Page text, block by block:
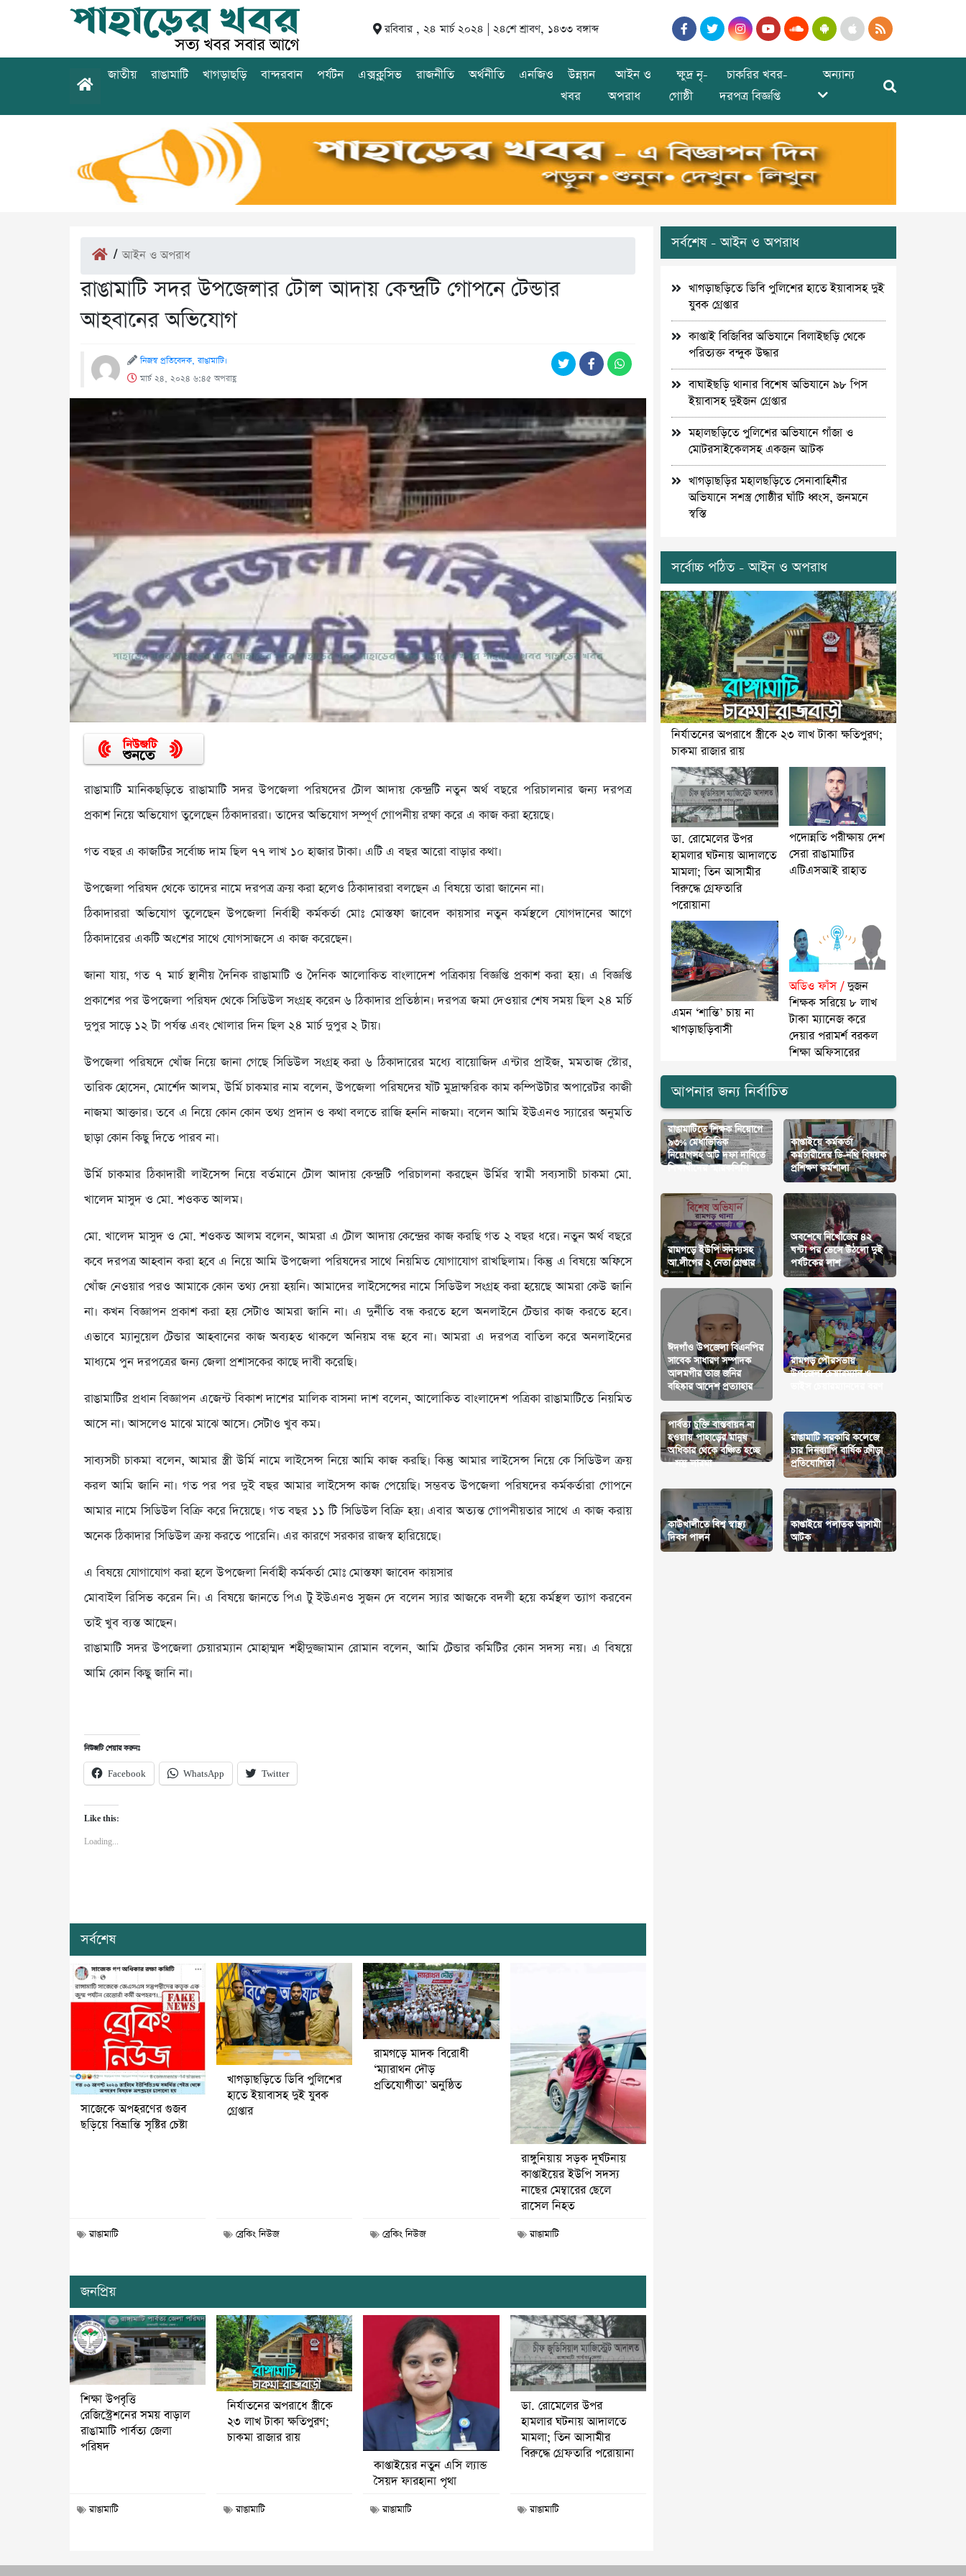
রবিবার , ২৪ মার্চ ২০২৪ | ২৪শে শ্রাবণ, ১৪৩৩ বঙ্গাব্দ
জাতীয় রাঙামাটি খাগড়াছড়ি বান্দরবান পর্যটন এক্সক্লুসিভ রাজনীতি অর্থনীতি এনজিও
উন্নয়ন
খবর
আইন ও
অপরাধ
ক্ষুদ্র নৃ-
গোষ্ঠী
চাকরির খবর-
দরপত্র বিজ্ঞপ্তি
অন্যান্য
/আইন ও অপরাধ
রাঙামাটি সদর উপজেলার টোল আদায় কেন্দ্রটি গোপনে টেন্ডার
আহবানের অভিযোগ
নিজস্ব প্রতিবেদক, রাঙামাটি।
মার্চ ২৪, ২০২৪ ৬:৪৫ অপরাহ্ণ
রাঙামাটি মানিকছড়িতে রাঙামাটি সদর উপজেলা পরিষদের টোল আদায় কেন্দ্রটি নতুন অর্থ বছরে পরিচালনার জন্য দরপত্র
প্রকাশ নিয়ে অভিযোগ তুলেছেন ঠিকাদাররা। তাদের অভিযোগ সম্পূর্ণ গোপনীয় রক্ষা করে এ কাজ করা হয়েছে।
গত বছর এ কাজটির সর্বোচ্চ দাম ছিল ৭৭ লাখ ১০ হাজার টাকা। এটি এ বছর আরো বাড়ার কথা।
উপজেলা পরিষদ থেকে তাদের নামে দরপত্র ক্রয় করা হলেও ঠিকাদাররা বলছেন এ বিষয়ে তারা জানেন না।
ঠিকাদাররা অভিযোগ তুলেছেন উপজেলা নির্বাহী কর্মকর্তা মোঃ মোস্তফা জাবেদ কায়সার নতুন কর্মস্থলে যোগদানের আগে
ঠিকাদারের একটি অংশের সাথে যোগসাজসে এ কাজ করেছেন।
জানা যায়, গত ৭ মার্চ স্থানীয় দৈনিক রাঙামাটি ও দৈনিক আলোকিত বাংলাদেশ পত্রিকায় বিজ্ঞপ্তি প্রকাশ করা হয়। এ বিজ্ঞপ্তি
প্রকাশের পর উপজেলা পরিষদ থেকে সিডিউল সংগ্রহ করেন ৬ ঠিকাদার প্রতিষ্ঠান। দরপত্র জমা দেওয়ার শেষ সময় ছিল ২৪ মর্চি
দুপুর সাড়ে ১২ টা পর্যন্ত এবং খোলার দিন ছিল ২৪ মার্চ দুপুর ২ টায়।
উপজেলা পরিষদে খোঁজ নিয়ে জানা গেছে সিডিউল সংগ্রহ করা ৬ ঠিকাদারের মধ্যে বায়োজিদ এন্টার প্রাইজ, মমতাজ স্টোর,
তারিক হোসেন, মোর্শেদ আলম, উর্মি চাকমার নাম বলেন, উপজেলা পরিষদের ষাঁট মুদ্রাক্ষরিক কাম কম্পিউটার অপারেটর কাজী
নাজমা আক্তার। তবে এ নিয়ে কোন কোন তথ্য প্রদান ও কথা বলতে রাজি হননি নাজমা। বলেন আমি ইউএনও স্যারের অনুমতি
ছাড়া কোন কিছু দিতে পারব না।
উর্মি চাকমার ঠিকাদারী লাইসেন্স নিয়ে বর্তমানে টোল আদায় কেন্দ্রটি পরিচালনা করছেন উর্মির স্বামী সব্যসাচী চাকমা মো.
খালেদ মাসুদ ও মো. শওকত আলম।
মো. খালেদ মাসুদ ও মো. শওকত আলম বলেন, আমরা এ টোল আদায় কেন্দ্রের কাজ করছি গত ২ বছর ধরে। নতুন অর্থ বছরে
কবে দরপত্র আহবান করা হবে এ নিয়ে আমি উপজেলা পরিষদের সাথে নিয়মিত যোগাযোগ রাখছিলাম। কিন্তু এ বিষয়ে অফিসে
খোঁজ নেওয়ার পরও আমাকে কোন তথ্য দেয়া হয়নি। আমাদের লাইসেন্সের নামে সিডিউল সংগ্রহ করা হয়েছে আমরা কেউ জানি
না। কখন বিজ্ঞাপন প্রকাশ করা হয় সেটাও আমরা জানি না। এ দুর্নীতি বন্ধ করতে হলে অনলাইনে টেন্ডার কাজ করতে হবে।
এভাবে ম্যানুয়েল টেন্ডার আহবানের কাজ অব্যহত থাকলে অনিয়ম বন্ধ হবে না। আমরা এ দরপত্র বাতিল করে অনলাইনের
মাধ্যমে পুন দরপত্রের জন্য জেলা প্রশাসকের কাছে দাবী করেছি।
রাঙামাটির প্রধান বিজ্ঞাপন এজেন্ট বিকাশ দাশের মালিক বাসনা দাশ বলেন, আলোকিত বাংলাদেশ পত্রিকা রাঙামাটিতে নিয়মিত
আসে না। আসলেও মাঝে মাঝে আসে। সেটাও খুব কম।
সাব্যসচী চাকমা বলেন, আমার স্ত্রী উর্মি নামে লাইসেন্স নিয়ে আমি কাজ করছি। কিন্তু আমার লাইসেন্স নিয়ে কে সিডিউল ক্রয়
করল আমি জানি না। গত পর পর দুই বছর আমার লাইসেন্স কাজ পেয়েছি। সম্ভবত উপজেলা পরিষদের কর্মকর্তারা গোপনে
আমার নামে সিডিউল বিক্রি করে দিয়েছে। গত বছর ১১ টি সিডিউল বিক্রি হয়। এবার অত্যন্ত গোপনীয়তার সাথে এ কাজ করায়
অনেক ঠিকাদার সিডিউল ক্রয় করতে পারেনি। এর কারণে সরকার রাজস্ব হারিয়েছে।
এ বিষয়ে যোগাযোগ করা হলে উপজেলা নির্বাহী কর্মকর্তা মোঃ মোস্তফা জাবেদ কায়সার
মোবাইল রিসিভ করেন নি। এ বিষয়ে জানতে পিএ টু ইউএনও সুজন দে বলেন স্যার আজকে বদলী হয়ে কর্মস্থল ত্যাগ করবেন
তাই খুব ব্যস্ত আছেন।
রাঙামাটি সদর উপজেলা চেয়ারম্যান মোহাম্মদ শহীদুজ্জামান রোমান বলেন, আমি টেন্ডার কমিটির কোন সদস্য নয়। এ বিষয়ে
আমি কোন কিছু জানি না।
নিউজটি শেয়ার করুনঃ
Facebook WhatsApp Twitter
Like this:
Loading...
সর্বশেষ
সাজেকে অপহরণের গুজব
ছড়িয়ে বিভ্রান্তি সৃষ্টির চেষ্টা
রাঙামাটি
খাগড়াছড়িতে ডিবি পুলিশের
হাতে ইয়াবাসহ দুই যুবক
গ্রেপ্তার
ব্রেকিং নিউজ
রামগড়ে মাদক বিরোধী
‘ম্যারাথন দৌড়
প্রতিযোগীতা’ অনুষ্ঠিত
ব্রেকিং নিউজ
রাঙ্গুনিয়ায় সড়ক দূর্ঘটনায়
কাপ্তাইয়ের ইউপি সদস্য
নাছের মেম্বারের ছেলে
রাসেল নিহত
রাঙামাটি
জনপ্রিয়
শিক্ষা উপবৃত্তি
রেজিস্ট্রেশনের সময় বাড়াল
রাঙামাটি পার্বত্য জেলা
পরিষদ
রাঙামাটি
নির্যাতনের অপরাধে স্ত্রীকে
২৩ লাখ টাকা ক্ষতিপুরণ;
চাকমা রাজার রায়
রাঙামাটি
কাপ্তাইয়ের নতুন এসি ল্যান্ড
সৈয়দ ফারহানা পৃথা
রাঙামাটি
ডা. রোমেলের উপর
হামলার ঘটনায় আদালতে
মামলা; তিন আসামীর
বিরুদ্ধে গ্রেফতারি পরোয়ানা
রাঙামাটি
সর্বশেষ - আইন ও অপরাধ
খাগড়াছড়িতে ডিবি পুলিশের হাতে ইয়াবাসহ দুই
যুবক গ্রেপ্তার
কাপ্তাই বিজিবির অভিযানে বিলাইছড়ি থেকে
পরিত্যক্ত বন্দুক উদ্ধার
বাঘাইছড়ি থানার বিশেষ অভিযানে ৯৮ পিস
ইয়াবাসহ দুইজন গ্রেপ্তার
মহালছড়িতে পুলিশের অভিযানে গাঁজা ও
মোটরসাইকেলসহ একজন আটক
খাগড়াছড়ির মহালছড়িতে সেনাবাহিনীর
অভিযানে সশস্ত্র গোষ্ঠীর ঘাঁটি ধ্বংস, জনমনে
স্বস্তি
সর্বোচ্চ পঠিত - আইন ও অপরাধ
নির্যাতনের অপরাধে স্ত্রীকে ২৩ লাখ টাকা ক্ষতিপুরণ;
চাকমা রাজার রায়
ডা. রোমেলের উপর
হামলার ঘটনায় আদালতে
মামলা; তিন আসামীর
বিরুদ্ধে গ্রেফতারি
পরোয়ানা
পদোন্নতি পরীক্ষায় দেশ
সেরা রাঙামাটির
এটিএসআই রাহাত
এমন ‘শান্তি’ চায় না
খাগড়াছড়িবাসী
অডিও ফাঁস /দুজন
শিক্ষক সরিয়ে ৮ লাখ
টাকা ম্যানেজ করে
দেয়ার পরামর্শ বরকল
শিক্ষা অফিসারের
আপনার জন্য নির্বাচিত
‎রাঙামাটিতে শিক্ষক নিয়োগে
৯৩% মেধাভিত্তিক
নিয়োগসহ আট দফা দাবিতে
শিক্ষার্থীদের স্মারকলিপি
কাপ্তাইয়ে কর্মকর্তা
কর্মচারীদের ডি-নথি বিষয়ক
প্রশিক্ষণ কর্মশালা
রামগড়ে ইউপি সদস্যসহ
আ.লীগের ২ নেতা গ্রেপ্তার
অবশেষে নিখোঁজের ৪২
ঘন্টা পর ভেসে উঠলো দুই
পর্যটকের লাশ
ঈদগাঁও উপজেলা বিএনপির
সাবেক সাধারণ সম্পাদক
আলমগীর তাজ জনির
বহিষ্কার আদেশ প্রত্যাহার
রামগড় পৌরসভায়
উপজেলা চেয়ারম্যান ও
পার্বত্য চুক্তি বাস্তবায়ন না
হওয়ায় পাহাড়ের মানুষ
অধিকার থেকে বঞ্চিত হচ্ছে
– সন্তু লারমা
রাঙামাটি সরকারি কলেজে
চার দিনব্যাপি বার্ষিক ক্রীড়া
প্রতিযোগিতা
কাউখালীতে বিশ্ব স্বাস্থ্য
দিবস পালন
কাপ্তাইয়ে পলাতক আসামী
আটক